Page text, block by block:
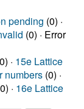
pending (0) ·
(0) · Error
· 15e Lattice
numbers (0) ·
· 16e Lattice